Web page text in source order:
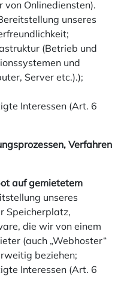
von Onlinediensten).
unseres
(Betrieb und
und
Server etc.).);
Interessen (Art. 6
Verfahren
auf gemietetem
unseres
Speicherplatz,
die wir von einem
(auch „Webhoster“
beziehen;
Interessen (Art. 6